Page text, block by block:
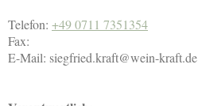
Telefon: +49 0711 7351354
Fax:
E-Mail: siegfried.kraft@wein-kraft.de